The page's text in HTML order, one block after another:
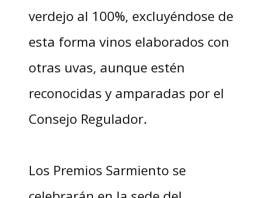
verdejo al 100%, excluyéndose de
esta forma vinos elaborados con
otras uvas, aunque estén
reconocidas y amparadas por el
Consejo Regulador.
Los Premios Sarmiento se